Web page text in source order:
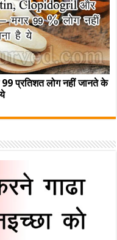
प्रतिशत लोग नहीं जानते के